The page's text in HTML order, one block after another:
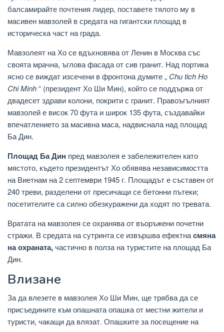
балсамирайте почтения лидер, поставете тялото му в
масивен мавзолей в средата на гигантски площад в
историческа част на града.
Мавзолеят на Хо се вдъхновява от Ленин в Москва със
своята мрачна, ъглова фасада от сив гранит. Над портика
ясно се виждат изсечени в фронтона думите „ Chu tich Ho
Chi Minh“ (президент Хо Ши Мин), който се поддържа от
двадесет здрави колони, покрити с гранит. Правоъгълният
мавзолей е висок 70 фута и широк 135 фута, създавайки
впечатлението за масивна маса, надвиснала над площад
Ба Дин.
Площад Ба Дин пред мавзолея е забележителен като
мястото, където президентът Хо обявява независимостта
на Виетнам на 2 септември 1945 г. Площадът е съставен от
240 треви, разделени от пресичащи се бетонни пътеки;
посетителите са силно обезкуражени да ходят по тревата.
Вратата на мавзолея се охранява от въоръжени почетни
стражи. В средата на сутринта се извършва ефектнасмяна
на охраната,частично в полза на туристите на площад Ба
Дин.
Влизане
За да влезете в мавзолея Хо Ши Мин, ще трябва да се
присъедините към опашната опашка от местни жители и
туристи, чакащи да влязат. Опашките за посещение на